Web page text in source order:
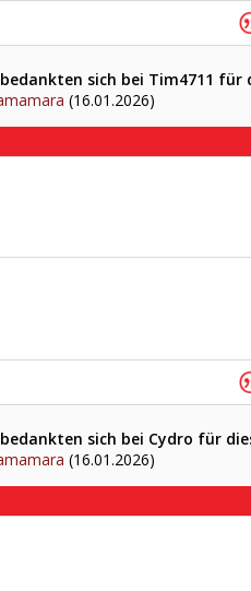
sich bei Tim4711 für
(16.01.2026)
sich bei Cydro für
(16.01.2026)